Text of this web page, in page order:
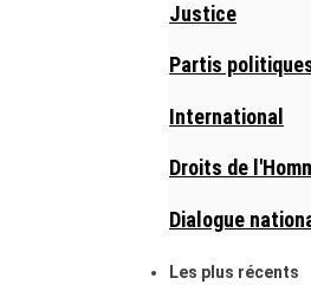
Justice
Partis
International
Droits de
Dialogue
Les plus récents